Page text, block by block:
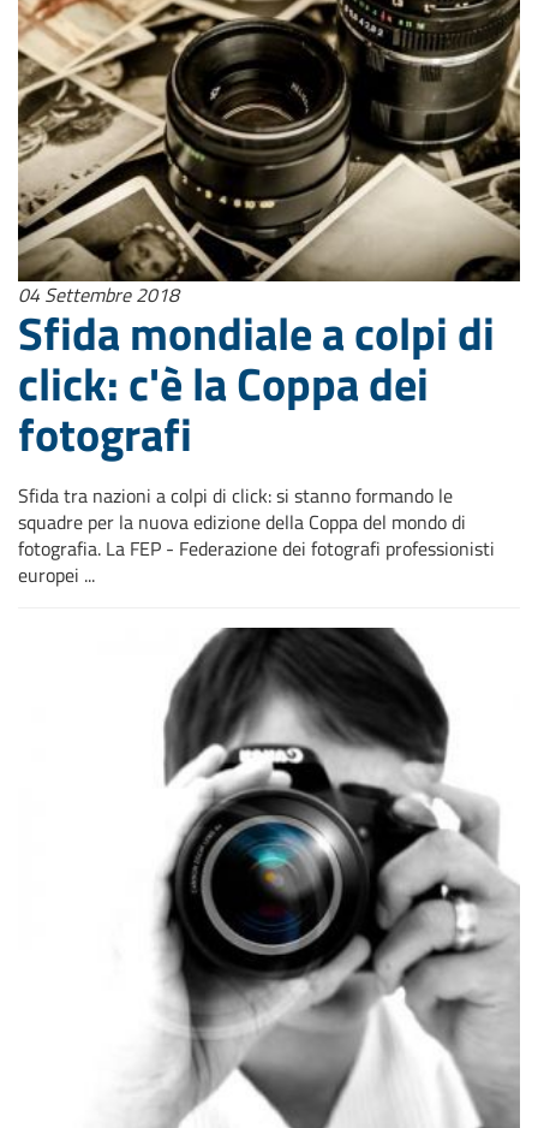
04 Settembre 2018
Sfida mondiale a colpi di
click: c'è la Coppa dei
fotografi
Sfida tra nazioni a colpi di click: si stanno formando le
squadre per la nuova edizione della Coppa del mondo di
fotografia. La FEP - Federazione dei fotografi professionisti
europei ...